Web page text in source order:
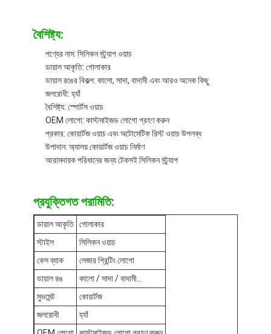
কারখানা ভ্রমণ
মান নিয়ন্ত্রণ
ব্লগ
কোয়ার্টজ কব্জি ঘড়ি
চামড়া চাবুক কোয়ার্টজ ঘড়ি
স্টেইনলেস স্টীল স্ট্র্যাপ ঘড়ি
বৈশিষ্ট্য:
পণ্যের নাম: সিলিকন স্ট্র্যাপ ওয়াচ
ডায়াল আকৃতি: গোলাকার
ডায়াল রঙের বিকল্প: কালো, সাদা, বাদামী এবং আরও অনেক কিছু
জলরোধী: হ্যাঁ
বৈশিষ্ট্য: স্পোর্টস ওয়াচ
OEM লোগো: কাস্টমাইজড লোগো গ্রহণ করুন
প্রকার: কোয়ার্টজ ওয়াচ এবং অটোমেটিক রিস্ট ওয়াচ উপলব্ধ
উপাদান: অ্যালয় কোয়ার্টজ ওয়াচ নির্মাণ
আরামদায়ক পরিধানের জন্য টেকসই সিলিকন স্ট্র্যাপ
প্রযুক্তিগত পরামিতি:
ডায়াল আকৃতি গোলাকার
স্টাইল
সিলিকন ওয়াচ
কেস ব্যাক
লেজার প্রিন্টিং লোগো
ডায়াল রঙ
কালো / সাদা / বাদামী...
মুভমেন্ট
কোয়ার্টজ
জলরোধী
হ্যাঁ